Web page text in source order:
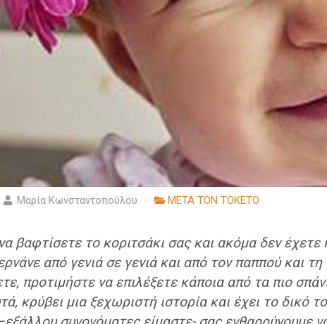
Μαρία Κωνσταντοπούλου ΜΕΤΑ ΤΟΝ ΤΟΚΕΤΟ
βαφτίσετε το κοριτσάκι σας και ακόμα δεν
από γενιά σε γενιά και από τον παππού και τη
προτιμήστε να επιλέξετε κάποια από τα πιο
κρύβει μια ξεχωριστή ιστορία και έχει το